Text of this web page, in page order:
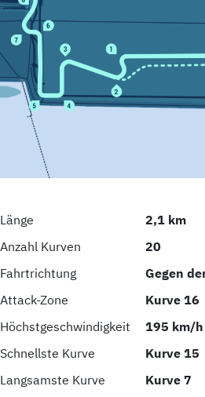
Länge
2,1 km
Anzahl Kurven
20
Fahrtrichtung
Gegen
Attack-Zone
Kurve 16
Höchstgeschwindigkeit
195 km/h
Schnellste Kurve
Kurve 15
Langsamste Kurve
Kurve 7